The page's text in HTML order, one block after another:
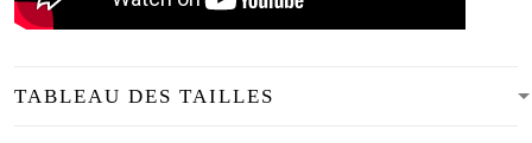
TABLEAU DES TAILLES